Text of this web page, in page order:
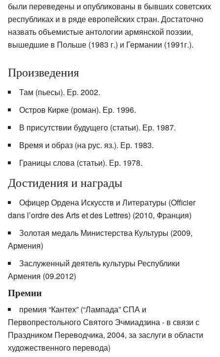
были переведены и опубликованы в бывших советских
республиках и в ряде европейских стран. Достаточно
назвать объемистые антологии армянской поэзии,
вышедшие в Польше (1983 г.) и Германии (1991г.).
Произведения
Там (пьесы). Ер. 2002.
Остров Кирке (роман). Ер. 1996.
В присутствии будущего (статьи). Ер. 1987.
Время и образ (на рус. яз.). Ер. 1983.
Границы слова (статьи). Ер. 1978.
Достидения и награды
Офицер Ордена Искусств и Литературы (Officier
dans l’ordre des Arts et des Lettres) (2010, Франция)
Золотая медаль Министерства Культуры (2009,
Армения)
Заслуженный деятель культуры Республики
Армения (09.2012)
Премии
премия “Кантех” (“Лампада” СПА и
Первопрестольного Святого Эчмиадзина - в связи с
Праздником Переводчика, 2004, за заслуги в области
художественного перевода)